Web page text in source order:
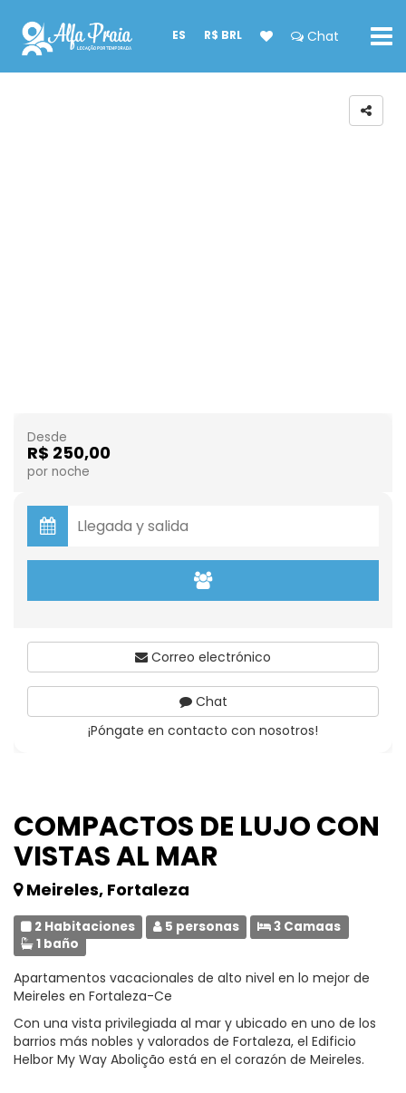
ES R$ BRL Chat
COMPACTOS DE LUJO CON
VISTAS AL MAR
Meireles, Fortaleza
2 Habitaciones 5 personas
3 Camaas
1 baño
Apartamentos vacacionales de alto nivel en lo mejor de
Meireles en Fortaleza-Ce
Con una vista privilegiada al mar y ubicado en uno de los
barrios más nobles y valorados de Fortaleza, el Edificio
Helbor My Way Abolição está en el corazón de Meireles.
Desde
R$ 250,00
por noche
Correo electrónico
Chat
¡Póngate en contacto con nosotros!